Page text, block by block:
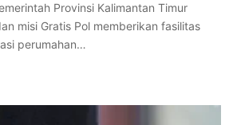
Provinsi Kalimantan Timur
misi Gratis Pol memberikan fasilitas
perumahan…